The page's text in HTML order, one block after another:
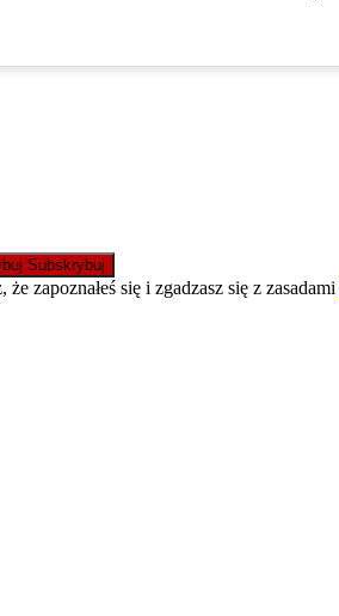
Subskrybuj
zapoznałeś się i zgadzasz się z zasadami